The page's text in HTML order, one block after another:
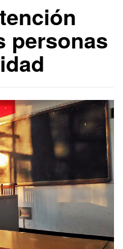
personas